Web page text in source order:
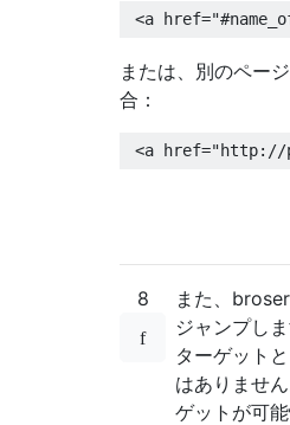
<a href=
または、別のペー
合：
<a href="http://
8
また、
ジャンプし
ターゲット
はありませ
ゲットが可